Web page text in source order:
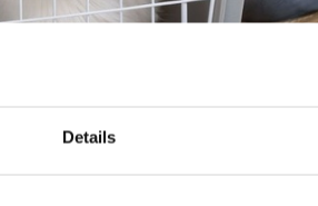
Details